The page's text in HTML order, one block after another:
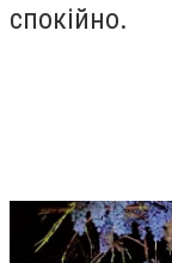
спокійно.